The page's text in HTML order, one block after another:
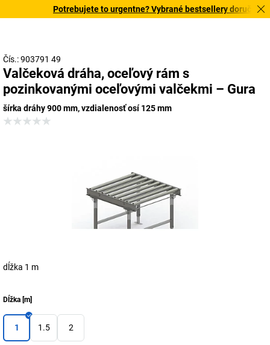
Potrebujete to urgentne? Vybrané bestsellery doručíme
Čís.: 903791 49
Valčeková dráha, oceľový rám s
pozinkovanými oceľovými valčekmi – Gura
šírka dráhy 900 mm, vzdialenosť osí 125 mm
dĺžka 1 m
Dĺžka [m]
1 1.5 2